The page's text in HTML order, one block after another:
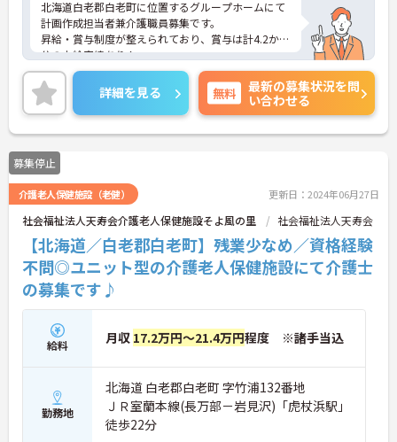
北海道白老郡白老町に位置するグループホームにて
計画作成担当者兼介護職員募集です。
昇給・賞与制度が整えられており、賞与は計4.2か月
分の支給実績あり！
頑張る職員にしっかりと還元されています。
ご興味のある方には、面接対策ポイントなど、さら
に詳細をお話いたしますので、お気軽にご相談くだ
さい。
詳細を見る 無料
最新の募集状況を問
い合わせる
募集停止
介護老人保健施設（老健） 更新日：2024年06月27日
社会福祉法人天寿会介護老人保健施設そよ風の里 社会福祉法人天寿会
【北海道／白老郡白老町】残業少なめ／資格経験
不問◎ユニット型の介護老人保健施設にて介護士
の募集です♪
給料 月収 17.2万円～21.4万円程度 ※諸手当込
勤務地
北海道 白老郡白老町 字竹浦132番地
ＪＲ室蘭本線(長万部－岩見沢)「虎杖浜駅」
徒歩22分